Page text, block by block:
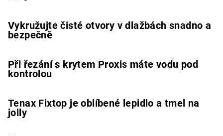
Vykružujte čisté otvory v dlažbách snadno a
bezpečně
Při řezání s krytem Proxis máte vodu pod
kontrolou
Tenax Fixtop je oblíbené lepidlo a tmel na
jolly